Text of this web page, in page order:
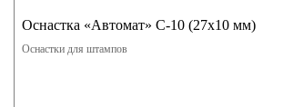
Оснастка «Автомат» С-10 (27х10 мм)
Оснастки для штампов